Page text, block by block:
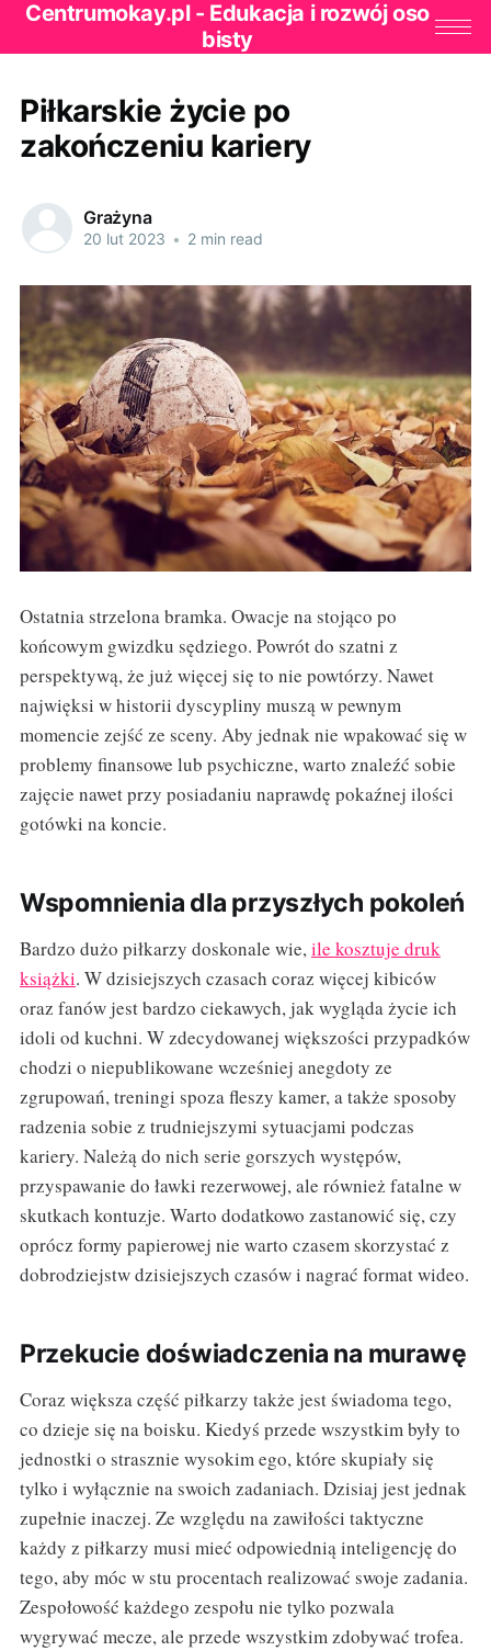
Centrumokay.pl - Edukacja i rozwój oso
bisty
Piłkarskie życie po
zakończeniu kariery
Grażyna
20 lut 2023 • 2 min read
Ostatnia strzelona bramka. Owacje na stojąco po
końcowym gwizdku sędziego. Powrót do szatni z
perspektywą, że już więcej się to nie powtórzy. Nawet
najwięksi w historii dyscypliny muszą w pewnym
momencie zejść ze sceny. Aby jednak nie wpakować się w
problemy finansowe lub psychiczne, warto znaleźć sobie
zajęcie nawet przy posiadaniu naprawdę pokaźnej ilości
gotówki na koncie.
Wspomnienia dla przyszłych pokoleń
Bardzo dużo piłkarzy doskonale wie,ile kosztuje druk
książki. W dzisiejszych czasach coraz więcej kibiców
oraz fanów jest bardzo ciekawych, jak wygląda życie ich
idoli od kuchni. W zdecydowanej większości przypadków
chodzi o niepublikowane wcześniej anegdoty ze
zgrupowań, treningi spoza fleszy kamer, a także sposoby
radzenia sobie z trudniejszymi sytuacjami podczas
kariery. Należą do nich serie gorszych występów,
przyspawanie do ławki rezerwowej, ale również fatalne w
skutkach kontuzje. Warto dodatkowo zastanowić się, czy
oprócz formy papierowej nie warto czasem skorzystać z
dobrodziejstw dzisiejszych czasów i nagrać format wideo.
Przekucie doświadczenia na murawę
Coraz większa część piłkarzy także jest świadoma tego,
co dzieje się na boisku. Kiedyś przede wszystkim były to
jednostki o strasznie wysokim ego, które skupiały się
tylko i wyłącznie na swoich zadaniach. Dzisiaj jest jednak
zupełnie inaczej. Ze względu na zawiłości taktyczne
każdy z piłkarzy musi mieć odpowiednią inteligencję do
tego, aby móc w stu procentach realizować swoje zadania.
Zespołowość każdego zespołu nie tylko pozwala
wygrywać mecze, ale przede wszystkim zdobywać trofea.